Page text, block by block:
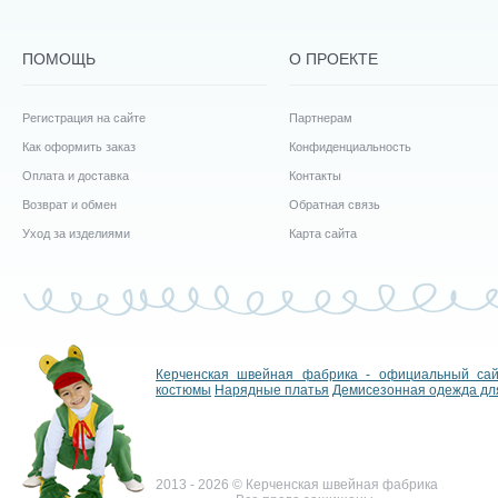
ПОМОЩЬ
Регистрация на сайте
Как оформить заказ
Оплата и доставка
Возврат и обмен
Уход за изделиями
О ПРОЕКТЕ
Партнерам
Конфиденциальность
Контакты
Обратная связь
Карта сайта
Керченская швейная фабрика - официальный
костюмы Нарядные платья Демисезонная одежда
2013 - 2026 © Керченская швейная фабрика